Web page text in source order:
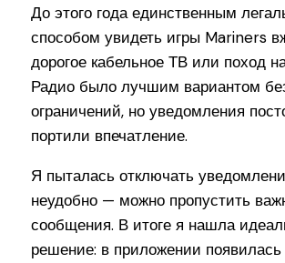
До этого года единственным
способом увидеть игры Mariners
дорогое кабельное ТВ или поход
Радио было лучшим вариантом
ограничений, но уведомления
портили впечатление.
Я пыталась отключать
неудобно — можно пропустить
сообщения. В итоге я нашла
решение: в приложении